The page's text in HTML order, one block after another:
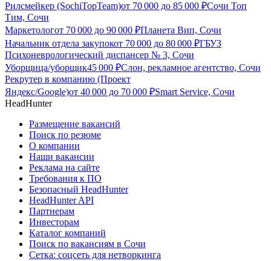
Рилсмейкер (SochiTopTeam)от 70 000 до 85 000 ₽Сочи Топ
Тим, Сочи
Маркетологот 70 000 до 90 000 ₽Планета Вип, Сочи
Начальник отдела закупокот 70 000 до 80 000 ₽ГБУЗ
Психоневрологический диспансер № 3, Сочи
Уборщица/уборщик45 000 ₽Слон, рекламное агентство, Сочи
Рекрутер в компанию (Проект
Яндекс/Google)от 40 000 до 70 000 ₽Smart Service, Сочи
HeadHunter
Размещение вакансий
Поиск по резюме
О компании
Наши вакансии
Реклама на сайте
Требования к ПО
Безопасный HeadHunter
HeadHunter API
Партнерам
Инвесторам
Каталог компаний
Поиск по вакансиям в Сочи
Сетка: соцсеть для нетворкинга